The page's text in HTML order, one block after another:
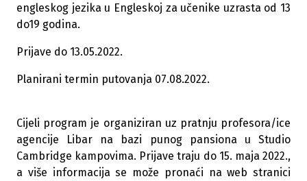
engleskog jezika u Engleskoj za učenike uzrasta od 13
do19 godina.
Prijave do 13.05.2022.
Planirani termin putovanja 07.08.2022.
Cijeli program je organiziran uz pratnju profesora/ice
agencije Libar na bazi punog pansiona u Studio
Cambridge kampovima. Prijave traju do 15. maja 2022.,
a više informacija se može pronaći na web stranici